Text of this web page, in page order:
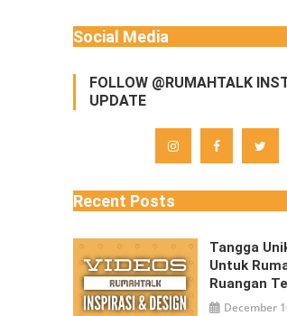
Social Media
FOLLOW @RUMAHTALK
UPDATE
Recent Posts
Tangga
Untuk
Ruangan
December